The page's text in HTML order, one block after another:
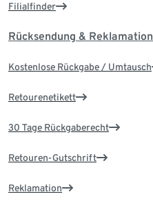
Filialfinder
Rücksendung & Reklamation
Kostenlose Rückgabe / Umtausch
Retourenetikett
30 Tage Rückgaberecht
Retouren-Gutschrift
Reklamation